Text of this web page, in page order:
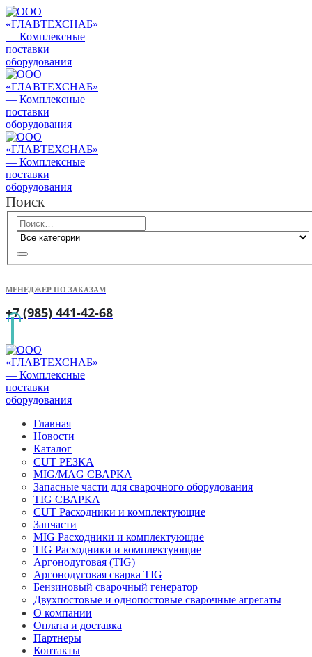
Поиск
МЕНЕДЖЕР ПО ЗАКАЗАМ
+7 (985) 441-42-68
Главная
Новости
Каталог
CUT РЕЗКА
MIG/MAG СВАРКА
Запасные части для сварочного оборудования
TIG СВАРКА
CUT Расходники и комплектующие
Запчасти
MIG Расходники и комплектующие
TIG Расходники и комплектующие
Аргонодуговая (TIG)
Аргонодуговая сварка TIG
Бензиновый сварочный генератор
Двухпостовые и однопостовые сварочные агрегаты
О компании
Оплата и доставка
Партнеры
Контакты